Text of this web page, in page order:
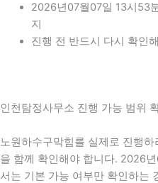
2026년07월07일 13시53
지
진행 전 반드시 다시 확인
인천탐정사무소 진행 가능 범위
노원하수구막힘를 실제로 진행
을 함께 확인해야 합니다. 2026
서는 기본 가능 여부만 확인하는